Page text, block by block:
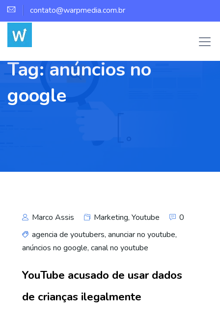
contato@warpmedia.com.br
Tag:anúncios no
google
Marco Assis Marketing, Youtube
0
agencia de youtubers, anunciar no youtube,
anúncios no google, canal no youtube
YouTube acusado de usar dados
de crianças ilegalmente